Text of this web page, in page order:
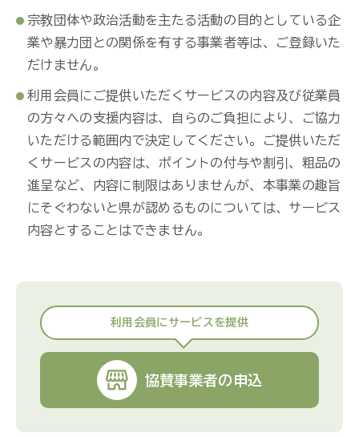
宗教団体や政治活動を主たる活動の目的としている企
業や暴力団との関係を有する事業者等は、ご登録いた
だけません。
利用会員にご提供いただくサービスの内容及び従業員
の方々への支援内容は、自らのご負担により、ご協力
いただける範囲内で決定してください。ご提供いただ
くサービスの内容は、ポイントの付与や割引、粗品の
進呈など、内容に制限はありませんが、本事業の趣旨
にそぐわないと県が認めるものについては、サービス
内容とすることはできません。
利用会員にサービスを提供
協賛事業者の申込